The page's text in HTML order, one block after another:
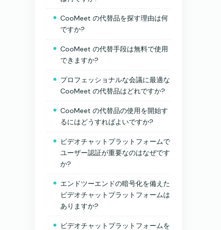
CooMeet の代替品を探す理由は何
ですか?
CooMeet の代替手段は無料で使用
できますか?
プロフェッショナルな会議に最適な
CooMeet の代替品はどれですか?
CooMeet の代替品の使用を開始す
るにはどうすればよいですか?
ビデオチャットプラットフォームで
ユーザー認証が重要なのはなぜです
か?
エンドツーエンドの暗号化を備えた
ビデオチャットプラットフォームは
ありますか?
ビデオチャットプラットフォームを